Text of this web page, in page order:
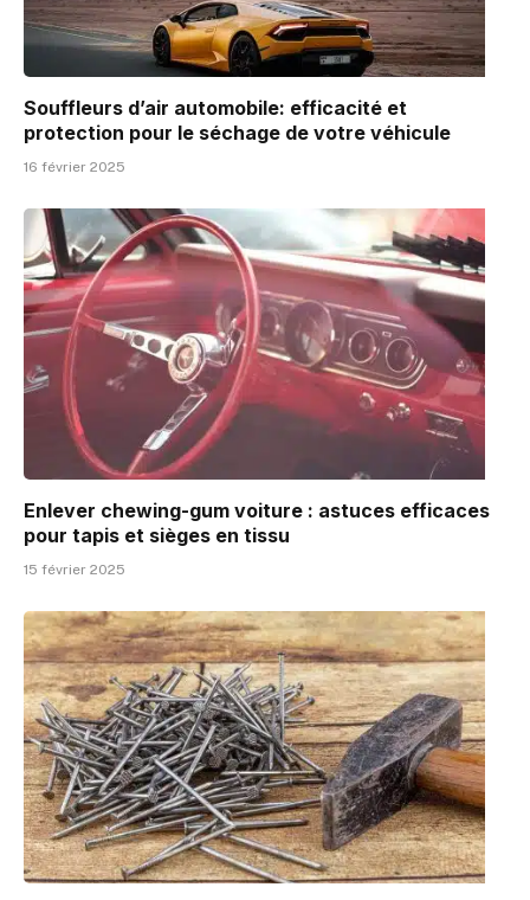
Souffleurs d’air automobile: efficacité et
protection pour le séchage de votre véhicule
16 février 2025
Enlever chewing-gum voiture : astuces efficaces
pour tapis et sièges en tissu
15 février 2025